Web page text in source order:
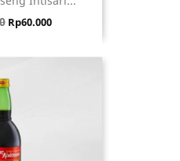
Harga
Rp60.000